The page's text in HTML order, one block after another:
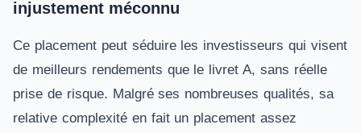
injustement méconnu
Ce placement peut séduire les investisseurs qui visent
de meilleurs rendements que le livret A, sans réelle
prise de risque. Malgré ses nombreuses qualités, sa
relative complexité en fait un placement assez